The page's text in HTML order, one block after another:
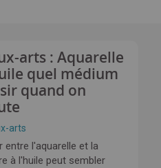
arts : Aquarelle
quel médium
quand on
arts
entre l'aquarelle et la
à l'huile peut sembler